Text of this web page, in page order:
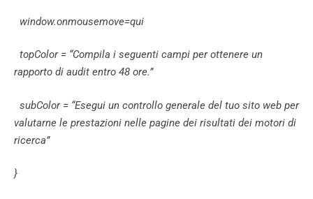
window.onmousemove=qui
topColor = “Compila i seguenti campi per ottenere un
rapporto di audit entro 48 ore.”
subColor = “Esegui un controllo generale del tuo sito web per
valutarne le prestazioni nelle pagine dei risultati dei motori di
ricerca”
}